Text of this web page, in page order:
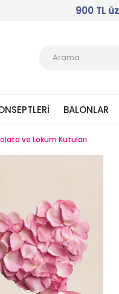
900 TL
BALONLAR
ve Lokum Kutuları